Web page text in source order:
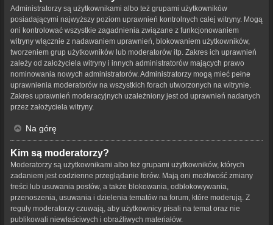
Administratorzy są użytkownikami albo też grupami użytkowników
posiadającymi najwyższy poziom uprawnień kontrolnych całej witryny. Mogą
oni kontrolować wszystkie zagadnienia związane z funkcjonowaniem
witryny włącznie z nadawaniem uprawnień, blokowaniem użytkowników,
tworzeniem grup użytkowników lub moderatorów itp. Zakres ich uprawnień
zależy od założyciela witryny i innych administratorów mających prawo
nominowania nowych administratorów. Administratorzy mogą mieć pełne
uprawnienia moderatorów na wszystkich forach utworzonych na witrynie.
Zakres uprawnień moderacyjnych uzależniony jest od uprawnień nadanych
przez założyciela witryny.
Na górę
Kim są moderatorzy?
Moderatorzy są użytkownikami albo też grupami użytkowników, których
zadaniem jest codzienne przeglądanie forów. Mają oni możliwość zmiany
treści lub usuwania postów, a także blokowania, odblokowywania,
przenoszenia, usuwania i dzielenia tematów na forum, które moderują. Z
reguły moderatorzy czuwają, aby użytkownicy pisali na temat oraz nie
publikowali niewłaściwych i obraźliwych materiałów.